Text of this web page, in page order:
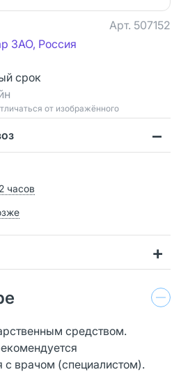
Арт. 507152
ЗАО, Россия
срок
от изображённого
часов
средством.
с врачом (специалистом).